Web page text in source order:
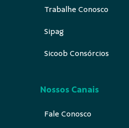
Trabalhe Conosco
Sipag
Sicoob Consórcios
Nossos Canais
Fale Conosco